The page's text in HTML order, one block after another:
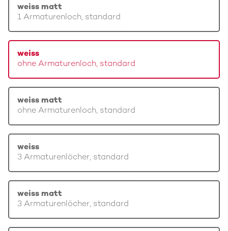
weiss matt
1 Armaturenloch, standard
weiss
ohne Armaturenloch, standard
weiss matt
ohne Armaturenloch, standard
weiss
3 Armaturenlöcher, standard
weiss matt
3 Armaturenlöcher, standard